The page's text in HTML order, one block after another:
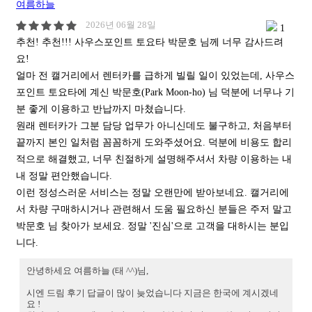
여름하늘
2026년 06월 28일
1
추천! 추천!!! 사우스포인트 토요타 박문호 님께 너무 감사드려
요!
얼마 전 캘거리에서 렌터카를 급하게 빌릴 일이 있었는데, 사우스
포인트 토요타에 계신 박문호(Park Moon-ho) 님 덕분에 너무나 기
분 좋게 이용하고 반납까지 마쳤습니다.
​원래 렌터카가 그분 담당 업무가 아니신데도 불구하고, 처음부터
끝까지 본인 일처럼 꼼꼼하게 도와주셨어요. 덕분에 비용도 합리
적으로 해결했고, 너무 친절하게 설명해주셔서 차량 이용하는 내
내 정말 편안했습니다.
​이런 정성스러운 서비스는 정말 오랜만에 받아보네요. 캘거리에
서 차량 구매하시거나 관련해서 도움 필요하신 분들은 주저 말고
박문호 님 찾아가 보세요. 정말 '진심'으로 고객을 대하시는 분입
니다.
안녕하세요 여름하늘 (태 ^^)님,
시엔 드림 후기 답글이 많이 늦었습니다 지금은 한국에 계시겠네
요 !